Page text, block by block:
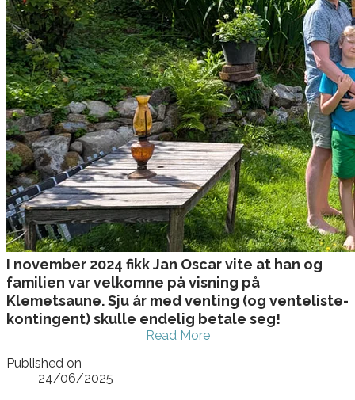
I november 2024 fikk Jan Oscar vite at han og
familien var velkomne på visning på
Klemetsaune. Sju år med venting (og venteliste-
kontingent) skulle endelig betale seg!
Read More
Published on
24/06/2025